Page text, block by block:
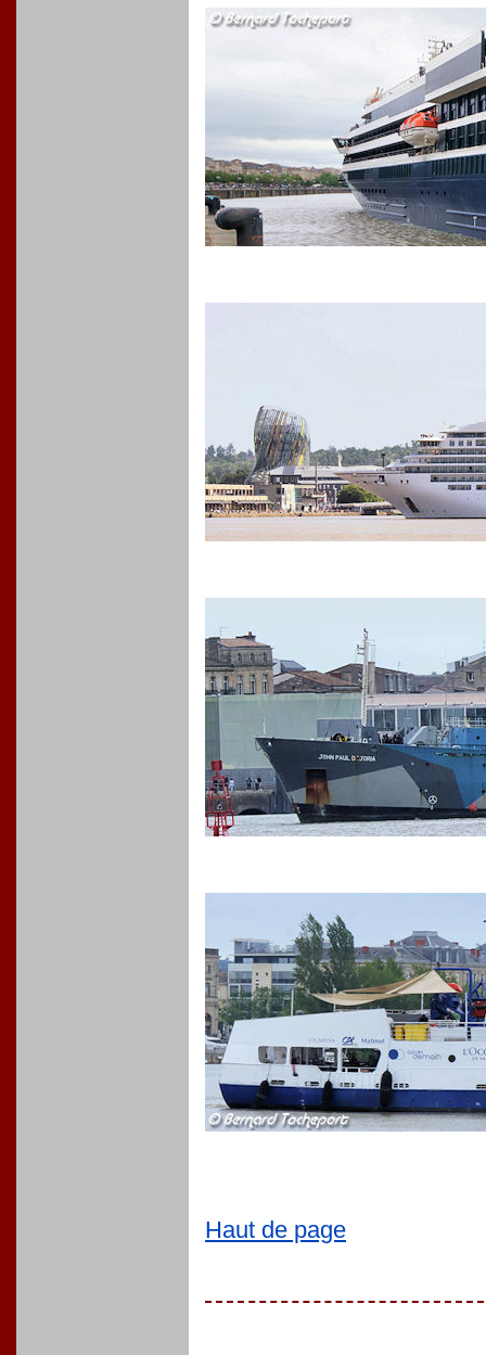
Haut de page